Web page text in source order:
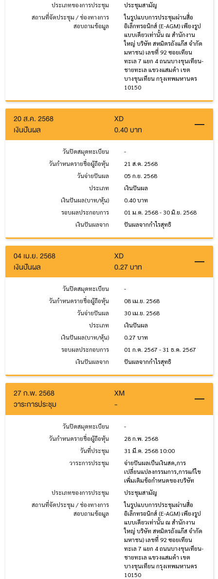
ประเภทของการประชุม
ประชุมสามัญ
สถานที่จัดประชุม / ช่องทางการ
สอบถามข้อมูล
ในรูปแบบการประชุมผ่านสื่อ
อิเล็กทรอนิกส์ (E-AGM) เพียงรูป
แบบเดียวเท่านั้น ณ สำนักงาน
ใหญ่ บริษัท สหมิตรถังแก๊ส จำกัด
มหาชน) เลขที่ 92 ซอยเทียน
ทะเล 7 แยก 4 ถนนบางขุนเทียน-
ชายทะเล แขวงแสมดำ เขต
บางขุนเทียน กรุงเทพมหานคร
10150
20 ส.ค. 2568
XD
เงินปันผล
0.40 บาท
วันปิดสมุดทะเบียน
-
วันกำหนดรายชื่อผู้ถือหุ้น
21 ส.ค. 2568
วันจ่ายปันผล
05 ก.ย. 2568
ประเภท
เงินปันผล
เงินปันผล(บาท/หุ้น)
0.40 บาท
รอบผลประกอบการ
01 ม.ค. 2568 - 30 มิ.ย. 2568
เงินปันผลจาก
ปันผลจากกำไรสุทธิ
04 เม.ย. 2568
XD
เงินปันผล
0.27 บาท
วันปิดสมุดทะเบียน
-
วันกำหนดรายชื่อผู้ถือหุ้น
08 เม.ย. 2568
วันจ่ายปันผล
30 เม.ย. 2568
ประเภท
เงินปันผล
เงินปันผล(บาท/หุ้น)
0.27 บาท
รอบผลประกอบการ
01 ก.ค. 2567 - 31 ธ.ค. 2567
เงินปันผลจาก
ปันผลจากกำไรสุทธิ
27 ก.พ. 2568
XM
วาระการประชุม
-
วันปิดสมุดทะเบียน
-
วันกำหนดรายชื่อผู้ถือหุ้น
28 ก.พ. 2568
วันที่ประชุม
31 มี.ค. 2568 10:00
วาระการประชุม
จ่ายปันผลเป็นเงินสด,การ
เปลี่ยนแปลงกรรมการ,การแก้ไข
เพิ่มเติมข้อกำหนดของบริษัท
ประเภทของการประชุม
ประชุมสามัญ
สถานที่จัดประชุม / ช่องทางการ
สอบถามข้อมูล
ในรูปแบบการประชุมผ่านสื่อ
อิเล็กทรอนิกส์ (E-AGM) เพียงรูป
แบบเดียวเท่านั้น ณ สำนักงาน
ใหญ่ บริษัท สหมิตรถังแก๊ส จำกัด
มหาชน) เลขที่ 92 ซอยเทียน
ทะเล 7 แยก 4 ถนนบางขุนเทียน-
ชายทะเล แขวงแสมดำ เขต
บางขุนเทียน กรุงเทพมหานคร
10150